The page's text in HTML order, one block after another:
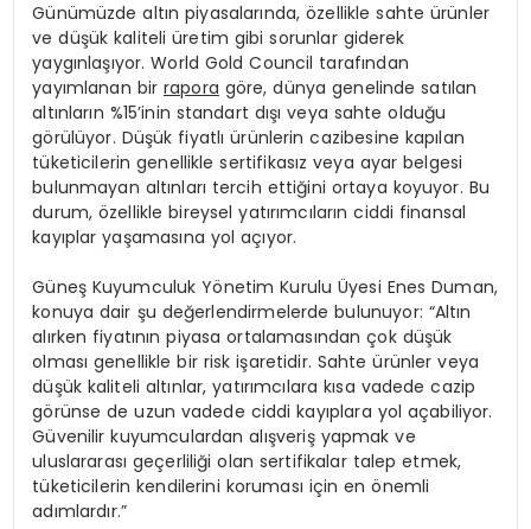
Günümüzde altın piyasalarında, özellikle sahte ürünler
ve düşük kaliteli üretim gibi sorunlar giderek
yaygınlaşıyor. World Gold Council tarafından
yayımlanan bir rapora göre, dünya genelinde satılan
altınların %15’inin standart dışı veya sahte olduğu
görülüyor. Düşük fiyatlı ürünlerin cazibesine kapılan
tüketicilerin genellikle sertifikasız veya ayar belgesi
bulunmayan altınları tercih ettiğini ortaya koyuyor. Bu
durum, özellikle bireysel yatırımcıların ciddi finansal
kayıplar yaşamasına yol açıyor.
Güneş Kuyumculuk Yönetim Kurulu Üyesi Enes Duman,
konuya dair şu değerlendirmelerde bulunuyor: “Altın
alırken fiyatının piyasa ortalamasından çok düşük
olması genellikle bir risk işaretidir. Sahte ürünler veya
düşük kaliteli altınlar, yatırımcılara kısa vadede cazip
görünse de uzun vadede ciddi kayıplara yol açabiliyor.
Güvenilir kuyumculardan alışveriş yapmak ve
uluslararası geçerliliği olan sertifikalar talep etmek,
tüketicilerin kendilerini koruması için en önemli
adımlardır.”